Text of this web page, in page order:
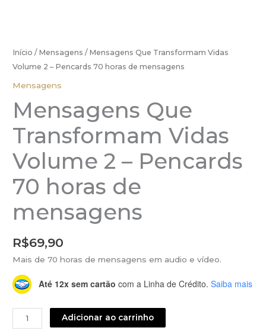
Início / Mensagens / Mensagens Que Transformam Vidas
Volume 2 – Pencards 70 horas de mensagens
Mensagens
Mensagens Que
Transformam Vidas
Volume 2 – Pencards
70 horas de
mensagens
R$69,90
Mais de 70 horas de mensagens em audio e vídeo.
Até 12x sem cartão com a Linha de Crédito. Saiba mais
Mensagens
Que
Adicionar ao carrinho